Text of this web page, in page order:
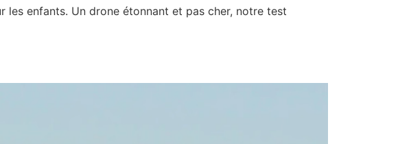
les enfants. Un drone étonnant et pas cher, notre test